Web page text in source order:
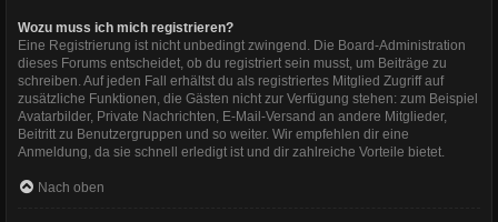
Wozu muss ich mich registrieren?
Eine Registrierung ist nicht unbedingt zwingend. Die Board-Administration
dieses Forums entscheidet, ob du registriert sein musst, um Beiträge zu
schreiben. Auf jeden Fall erhältst du als registriertes Mitglied Zugriff auf
zusätzliche Funktionen, die Gästen nicht zur Verfügung stehen: zum Beispiel
Avatarbilder, Private Nachrichten, E-Mail-Versand an andere Mitglieder,
Beitritt zu Benutzergruppen und so weiter. Wir empfehlen dir eine
Anmeldung, da sie schnell erledigt ist und dir zahlreiche Vorteile bietet.
Nach oben